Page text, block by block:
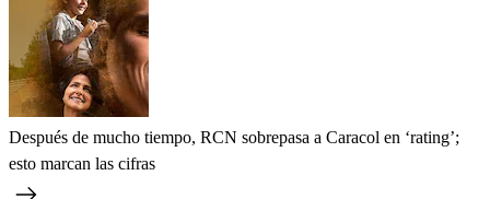
Después de mucho tiempo, RCN sobrepasa a Caracol en ‘rating’;
esto marcan las cifras